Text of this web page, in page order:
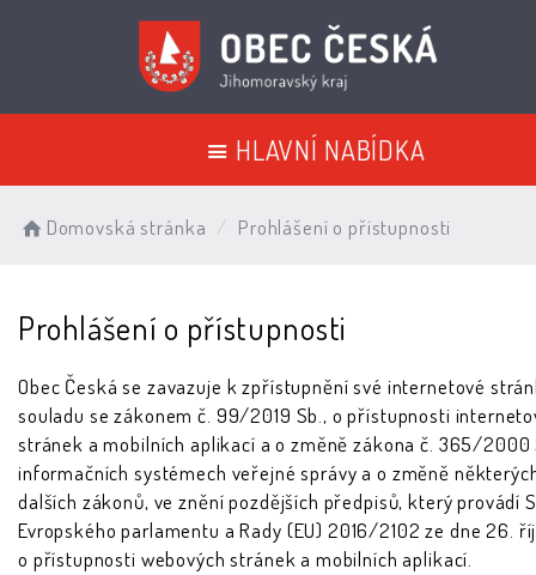
HLAVNÍ NABÍDKA
Domovská stránka Prohlášení o přístupnosti
Prohlášení o přístupnosti
Obec Česká se zavazuje k zpřístupnění své internetové
souladu se zákonem č. 99/2019 Sb., o přístupnosti
stránek a mobilních aplikací a o změně zákona č. 365/2000
informačních systémech veřejné správy a o změně
dalších zákonů, ve znění pozdějších předpisů, který provádí
Evropského parlamentu a Rady (EU) 2016/2102 ze dne 26.
o přístupnosti webových stránek a mobilních aplikací.